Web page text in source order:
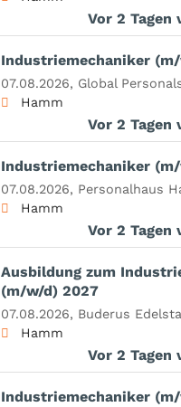
Vor 2
Industriemechaniker
07.08.2026, Global
Hamm
Vor 2
Industriemechaniker
07.08.2026, Personalhaus
Hamm
Vor 2
Ausbildung zum
(m/w/d) 2027
07.08.2026, Buderus
Hamm
Vor 2
Industriemechaniker